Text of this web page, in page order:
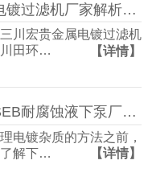
三川宏电镀过滤机厂家解析电刷镀技术工艺流程
三川宏贵金属电镀过滤机
田环…
【详情】
三川宏SEB耐腐蚀液下泵厂家解析电镀杂质的处理方法
电镀杂质的方法之前，
解下…
【详情】